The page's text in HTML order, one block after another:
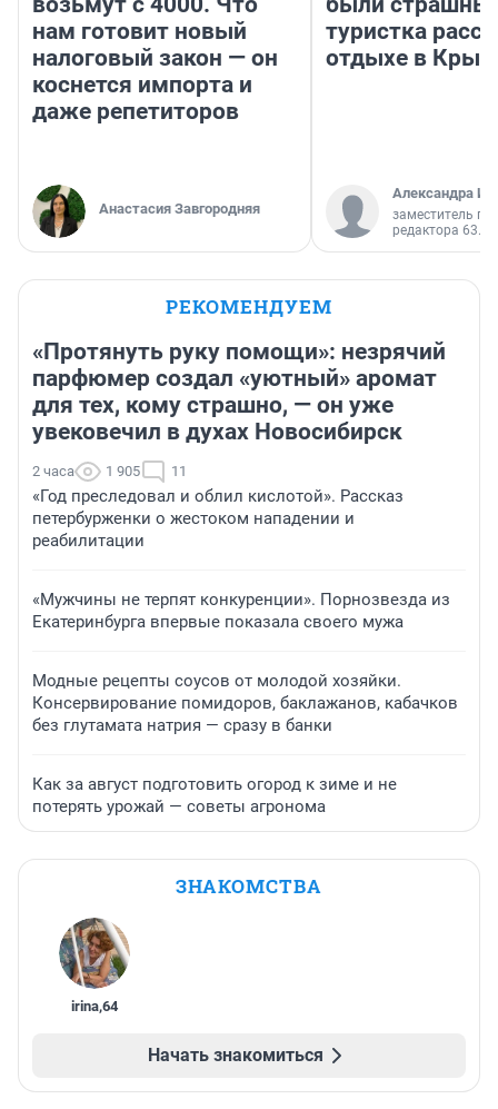
нам готовит новый
налоговый закон — он
коснется импорта и
даже репетиторов
Анастасия Завгородняя
туристка
отдыхе в
Александра
заместитель
редактора 63.RU
РЕКОМЕНДУЕМ
«Протянуть руку помощи»: незрячий
парфюмер создал «уютный» аромат
для тех, кому страшно, — он уже
увековечил в духах Новосибирск
2 часа 1 905 11
«Год преследовал и облил кислотой». Рассказ
петербурженки о жестоком нападении и
реабилитации
«Мужчины не терпят конкуренции». Порнозвезда из
Екатеринбурга впервые показала своего мужа
Модные рецепты соусов от молодой хозяйки.
Консервирование помидоров, баклажанов, кабачков
без глутамата натрия — сразу в банки
Как за август подготовить огород к зиме и не
потерять урожай — советы агронома
ЗНАКОМСТВА
irina,64
Начать знакомиться